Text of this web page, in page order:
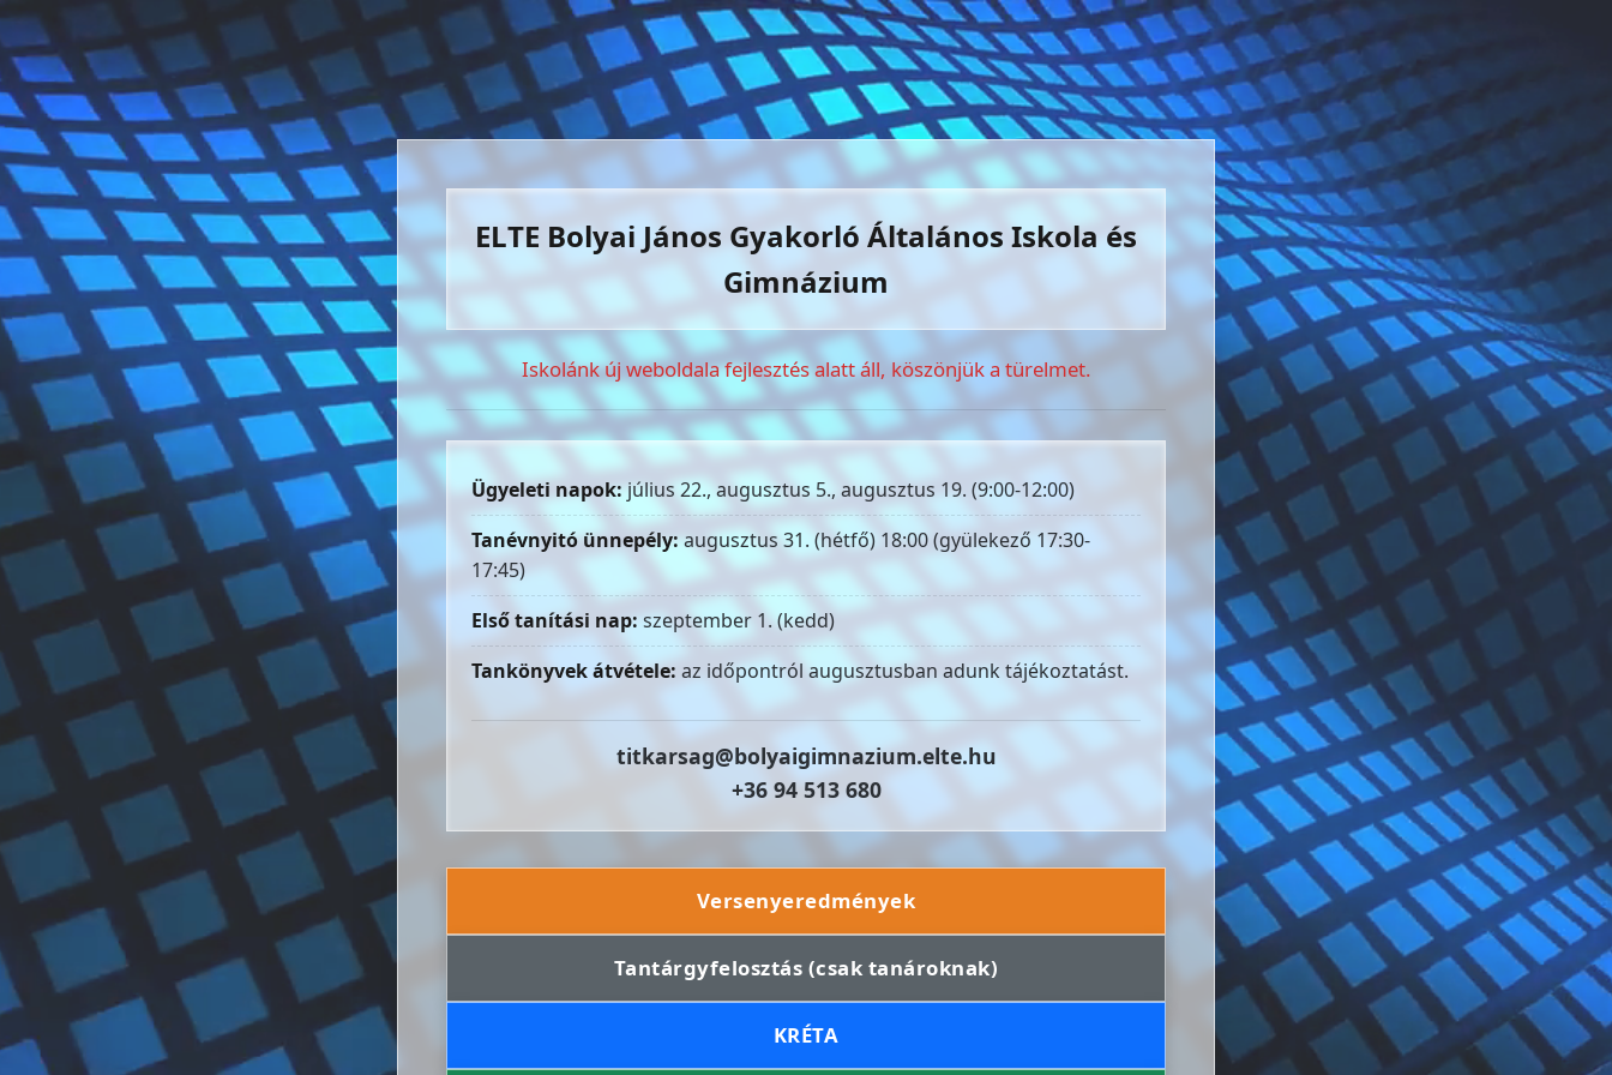
ELTE Bolyai János Gyakorló Általános Iskola és
Gimnázium
Iskolánk új weboldala fejlesztés alatt áll, köszönjük a türelmet.
Ügyeleti napok:július 22., augusztus 5., augusztus 19. (9:00-12:00)
Tanévnyitó ünnepély:augusztus 31. (hétfő) 18:00 (gyülekező 17:30-
17:45)
Első tanítási nap: szeptember 1. (kedd)
Tankönyvek átvétele: az időpontról augusztusban adunk tájékoztatást.
titkarsag@bolyaigimnazium.elte.hu
+36 94 513 680
Versenyeredmények
Tantárgyfelosztás (csak tanároknak)
KRÉTA